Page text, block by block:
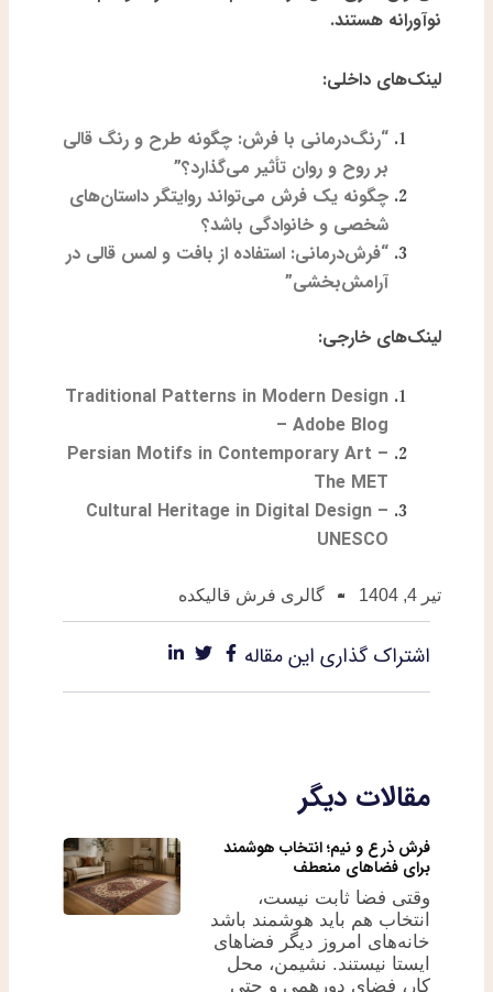
نوآورانه هستند.
لینک‌های داخلی:
“رنگ‌درمانی با فرش: چگونه طرح و رنگ قالی
بر روح و روان تأثیر می‌گذارد؟”
چگونه یک فرش می‌تواند روایتگر داستان‌های
شخصی و خانوادگی باشد؟
“فرش‌درمانی: استفاده از بافت و لمس قالی در
آرامش‌بخشی”
لینک‌های خارجی:
Traditional Patterns in Modern Design
– Adobe Blog
Persian Motifs in Contemporary Art –
The MET
Cultural Heritage in Digital Design –
UNESCO
تیر 4, 1404 گالری فرش قالیکده
اشتراک گذاری این مقاله
مقالات دیگر
فرش ذرع و نیم؛ انتخاب هوشمند
برای فضاهای منعطف
وقتی فضا ثابت نیست،
انتخاب هم باید هوشمند باشد
خانه‌های امروز دیگر فضاهای
ایستا نیستند. نشیمن، محل
کار، فضای دورهمی و حتی